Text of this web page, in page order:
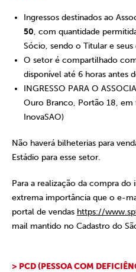
Ingressos destinados ao
50, com quantidade
Sócio, sendo o Titular e seus
O setor é compartilhado
disponível até 6 horas antes
INGRESSO PARA O
Ouro Branco, Portão 18,
InovaSAO)
Não haverá bilheterias para
Estádio para esse setor.
Para a realização da compra
extrema importância que o e-
portal de vendas https://
mail mantido no Cadastro do
> PCD (PESSOA COM